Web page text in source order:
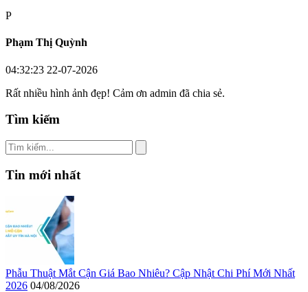
P
Phạm Thị Quỳnh
04:32:23 22-07-2026
Rất nhiều hình ảnh đẹp! Cảm ơn admin đã chia sẻ.
Tìm kiếm
Tin mới nhất
Phẫu Thuật Mắt Cận Giá Bao Nhiêu? Cập Nhật Chi Phí Mới Nhất
2026 04/08/2026